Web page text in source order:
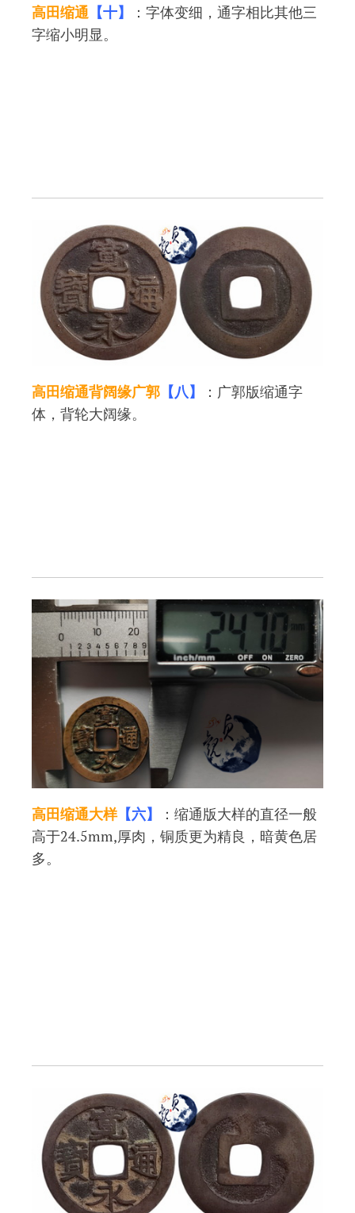
高田缩通 【十】
：字体变细，通字相比其他三
字缩小明显。
高田缩通背阔缘广郭 【八】
：广郭版缩通字
体，背轮大阔缘。
高田缩通大样【六】
：缩通版大样的直径一般
高于24.5mm,厚肉，铜质更为精良，暗黄色居
多。